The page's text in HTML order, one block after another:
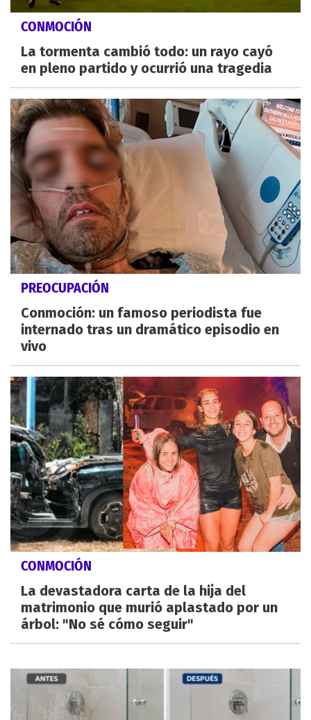
CONMOCIÓN
La tormenta cambió todo: un rayo cayó
en pleno partido y ocurrió una tragedia
PREOCUPACIÓN
Conmoción: un famoso periodista fue
internado tras un dramático episodio en
vivo
CONMOCIÓN
La devastadora carta de la hija del
matrimonio que murió aplastado por un
árbol: "No sé cómo seguir"